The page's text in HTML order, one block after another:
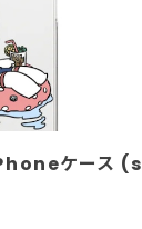
ケース (s